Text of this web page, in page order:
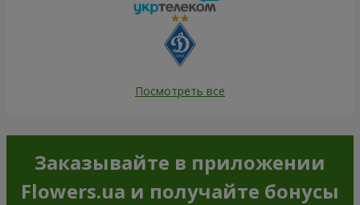
Посмотреть все
Заказывайте в приложении
Flowers.ua и получайте бонусы